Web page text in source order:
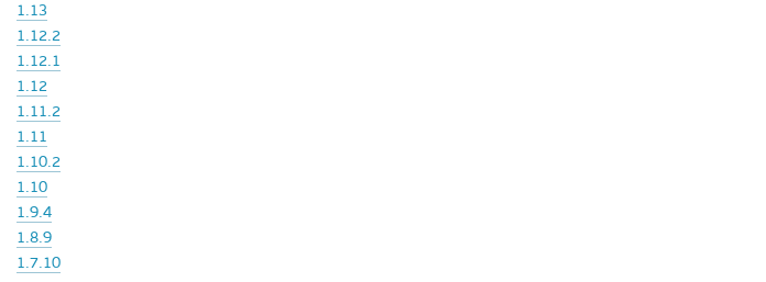
1.13
1.12.2
1.12.1
1.12
1.11.2
1.11
1.10.2
1.10
1.9.4
1.8.9
1.7.10